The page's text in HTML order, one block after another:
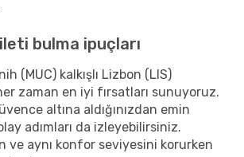
bulma ipuçları
(MUC) kalkışlı Lizbon (LIS)
zaman en iyi fırsatları sunuyoruz.
altına aldığınızdan emin
adımları da izleyebilirsiniz.
ve aynı konfor seviyesini korurken